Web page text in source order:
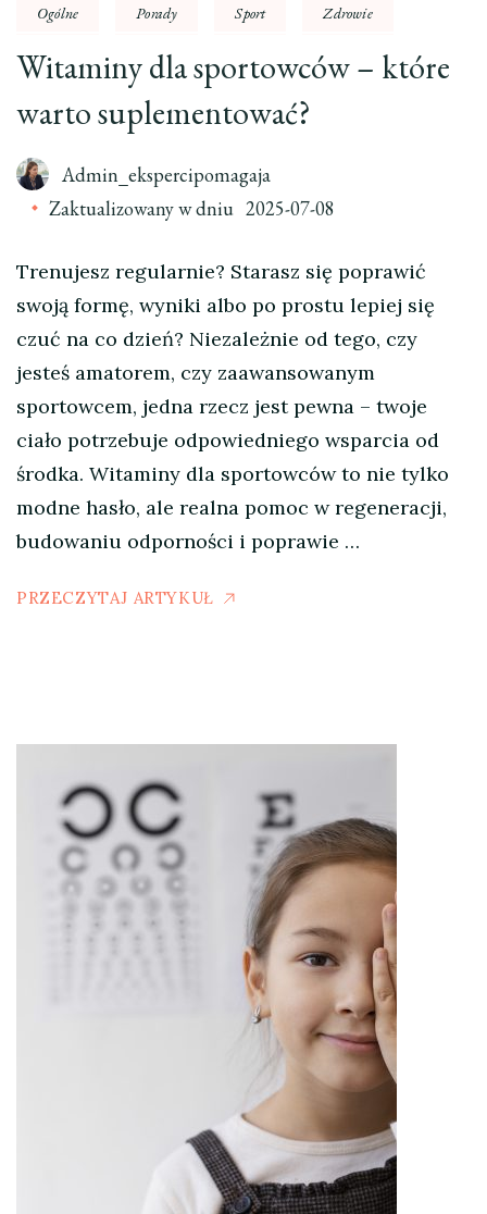
Ogólne Porady Sport Zdrowie
Witaminy dla sportowców – które
warto suplementować?
Admin_ekspercipomagaja
Zaktualizowany w dniu 2025-07-08
Trenujesz regularnie? Starasz się poprawić
swoją formę, wyniki albo po prostu lepiej się
czuć na co dzień? Niezależnie od tego, czy
jesteś amatorem, czy zaawansowanym
sportowcem, jedna rzecz jest pewna – twoje
ciało potrzebuje odpowiedniego wsparcia od
środka. Witaminy dla sportowców to nie tylko
modne hasło, ale realna pomoc w regeneracji,
budowaniu odporności i poprawie …
PRZECZYTAJ ARTYKUŁ